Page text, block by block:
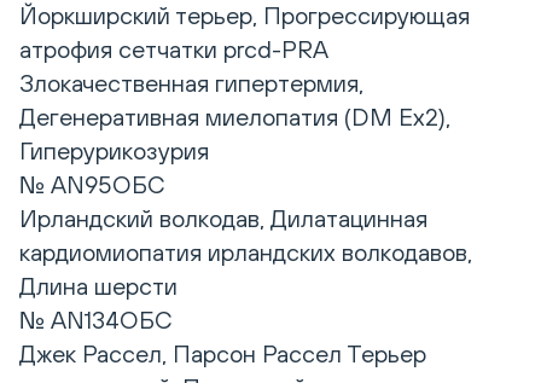
Йоркширский терьер, Прогрессирующая
атрофия сетчатки prcd-PRA
Злокачественная гипертермия,
Дегенеративная миелопатия (DM Ex2),
Гиперурикозурия
№ AN95ОБС
Ирландский волкодав, Дилатацинная
кардиомиопатия ирландских волкодавов,
Длина шерсти
№ AN134ОБС
Джек Рассел, Парсон Рассел Терьер